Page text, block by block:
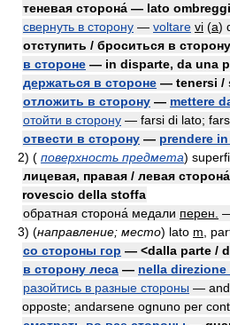
теневая сторона́ — lato
свернуть в сторону — voltare vi (a)
отступить / броситься в
в стороне — in disparte, da una
держаться в стороне — tenersi /
отложить в сторону — mettere
отойти в сторону — farsi di lato;
отвести в сторону — prendere
2) ( поверхность предмета)
лицевая, правая / левая
rovescio della stoffa
обратная сторона́ медали перен.
3) (направление; место) lato m ,
со стороны гор — <dalla parte /
в сторону леса — nella
разойтись в разные стороны —
opposte; andarsene ognuno per